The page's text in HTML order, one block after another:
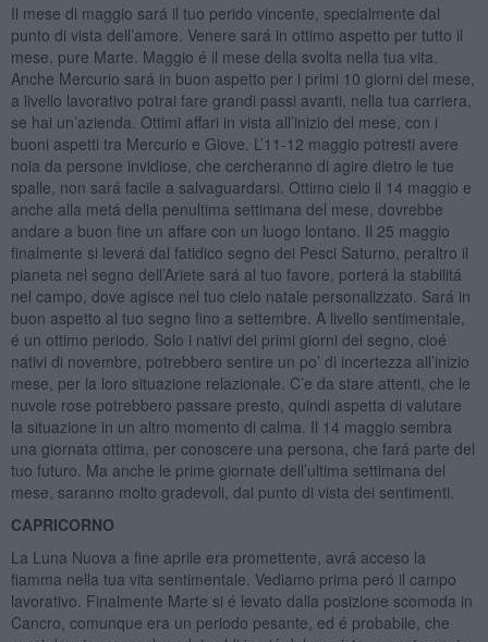
Il mese di maggio sará il tuo perido vincente, specialmente dal
punto di vista dell’amore. Venere sará in ottimo aspetto per tutto il
mese, pure Marte. Maggio é il mese della svolta nella tua vita.
Anche Mercurio sará in buon aspetto per i primi 10 giorni del mese,
a livello lavorativo potrai fare grandi passi avanti, nella tua carriera,
se hai un’azienda. Ottimi affari in vista all’inizio del mese, con i
buoni aspetti tra Mercurio e Giove. L’11-12 maggio potresti avere
noia da persone invidiose, che cercheranno di agire dietro le tue
spalle, non sará facile a salvaguardarsi. Ottimo cielo il 14 maggio e
anche alla metá della penultima settimana del mese, dovrebbe
andare a buon fine un affare con un luogo lontano. Il 25 maggio
finalmente si leverá dal fatidico segno dei Pesci Saturno, peraltro il
pianeta nel segno dell’Ariete sará al tuo favore, porterá la stabilitá
nel campo, dove agisce nel tuo cielo natale personalizzato. Sará in
buon aspetto al tuo segno fino a settembre. A livello sentimentale,
é un ottimo periodo. Solo i nativi dei primi giorni del segno, cioé
nativi di novembre, potrebbero sentire un po’ di incertezza all’inizio
mese, per la loro situazione relazionale. C’e da stare attenti, che le
nuvole rose potrebbero passare presto, quindi aspetta di valutare
la situazione in un altro momento di calma. Il 14 maggio sembra
una giornata ottima, per conoscere una persona, che fará parte del
tuo futuro. Ma anche le prime giornate dell’ultima settimana del
mese, saranno molto gradevoli, dal punto di vista dei sentimenti.
CAPRICORNO
La Luna Nuova a fine aprile era promettente, avrá acceso la
fiamma nella tua vita sentimentale. Vediamo prima peró il campo
lavorativo. Finalmente Marte si é levato dalla posizione scomoda in
Cancro, comunque era un periodo pesante, ed é probabile, che